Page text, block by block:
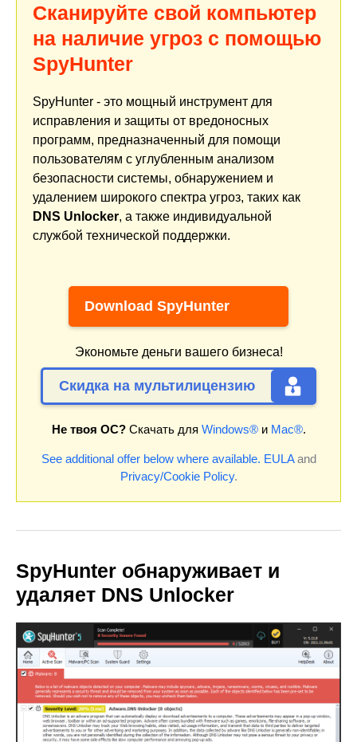
Сканируйте свой компьютер
на наличие угроз с помощью
SpyHunter
SpyHunter - это мощный инструмент для
исправления и защиты от вредоносных
программ, предназначенный для помощи
пользователям с углубленным анализом
безопасности системы, обнаружением и
удалением широкого спектра угроз, таких как
DNS Unlocker, а также индивидуальной
службой технической поддержки.
Download SpyHunter
Экономьте деньги вашего бизнеса!
Скидка на мультилицензию
Не твоя ОС?Скачать для Windows®и Mac®.
See additional offer below where available. EULAand
Privacy/Cookie Policy.
SpyHunter обнаруживает и
удаляет DNS Unlocker